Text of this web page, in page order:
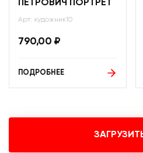
ПЕТРОВИЧ ПОРТРЕТ
Арт: художник10
790,00 ₽
ПОДРОБНЕЕ